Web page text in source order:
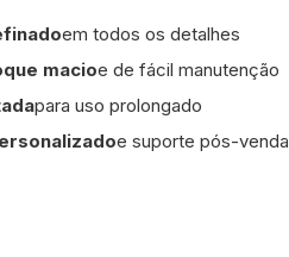
em todos os detalhes
macioe de fácil manutenção
para uso prolongado
e suporte pós-venda